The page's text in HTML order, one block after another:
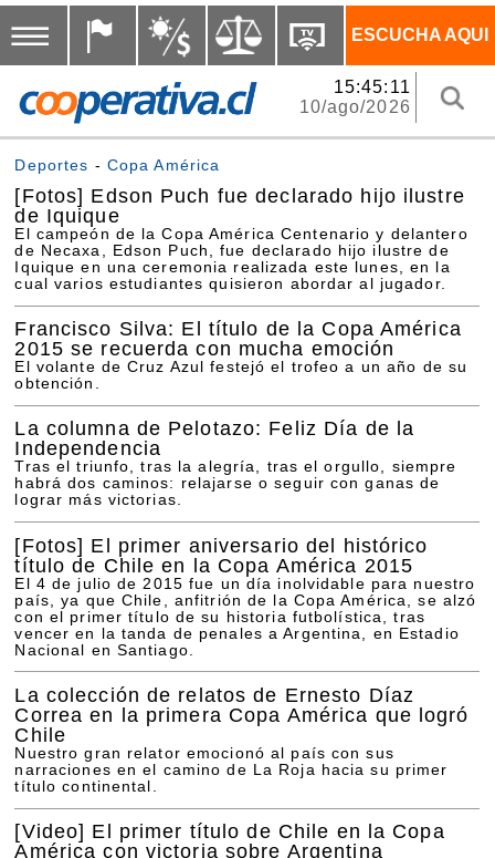
ESCUCHA AQUI
15:45:11
10/ago/2026
Deportes - Copa América
[Fotos] Edson Puch fue declarado hijo ilustre
de Iquique
El campeón de la Copa América Centenario y delantero
de Necaxa, Edson Puch, fue declarado hijo ilustre de
Iquique en una ceremonia realizada este lunes, en la
cual varios estudiantes quisieron abordar al jugador.
Francisco Silva: El título de la Copa América
2015 se recuerda con mucha emoción
El volante de Cruz Azul festejó el trofeo a un año de su
obtención.
La columna de Pelotazo: Feliz Día de la
Independencia
Tras el triunfo, tras la alegría, tras el orgullo, siempre
habrá dos caminos: relajarse o seguir con ganas de
lograr más victorias.
[Fotos] El primer aniversario del histórico
título de Chile en la Copa América 2015
El 4 de julio de 2015 fue un día inolvidable para nuestro
país, ya que Chile, anfitrión de la Copa América, se alzó
con el primer título de su historia futbolística, tras
vencer en la tanda de penales a Argentina, en Estadio
Nacional en Santiago.
La colección de relatos de Ernesto Díaz
Correa en la primera Copa América que logró
Chile
Nuestro gran relator emocionó al país con sus
narraciones en el camino de La Roja hacia su primer
título continental.
[Video] El primer título de Chile en la Copa
América con victoria sobre Argentina